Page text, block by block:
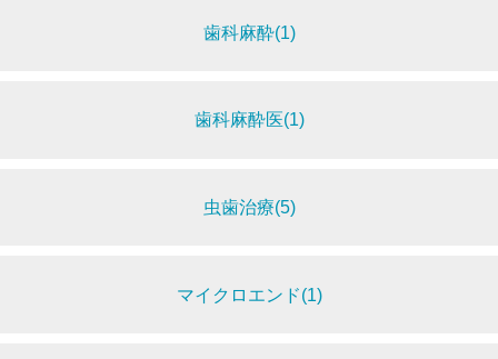
歯科麻酔(1)
歯科麻酔医(1)
虫歯治療(5)
マイクロエンド(1)